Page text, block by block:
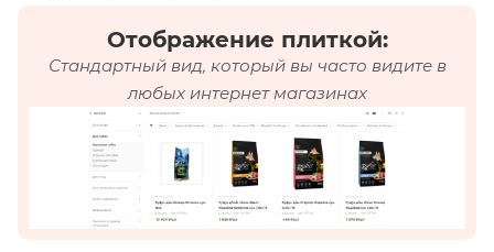
Отображение плиткой:
Стандартный вид, который вы часто видите в
любых интернет магазинах